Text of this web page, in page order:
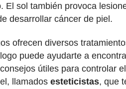
sol también provoca
desarrollar cáncer de piel.
ofrecen diversos
puede ayudarte a
útiles para controlar
llamados esteticistas, que